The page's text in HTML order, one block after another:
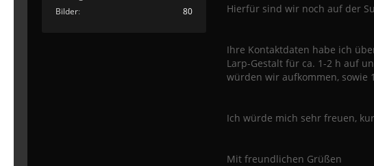
Bilder
80 Hierfür sind wir noch auf der
Ihre Kontaktdaten habe ich
Larp-Gestalt für ca. 1-2 h auf
würden wir aufkommen, sowie
Ich würde mich sehr freuen,
Mit freundlichen Grüßen